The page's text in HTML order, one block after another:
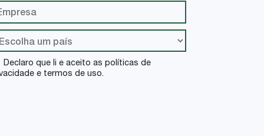
Declaro que li e aceito as políticas de
e termos de uso.